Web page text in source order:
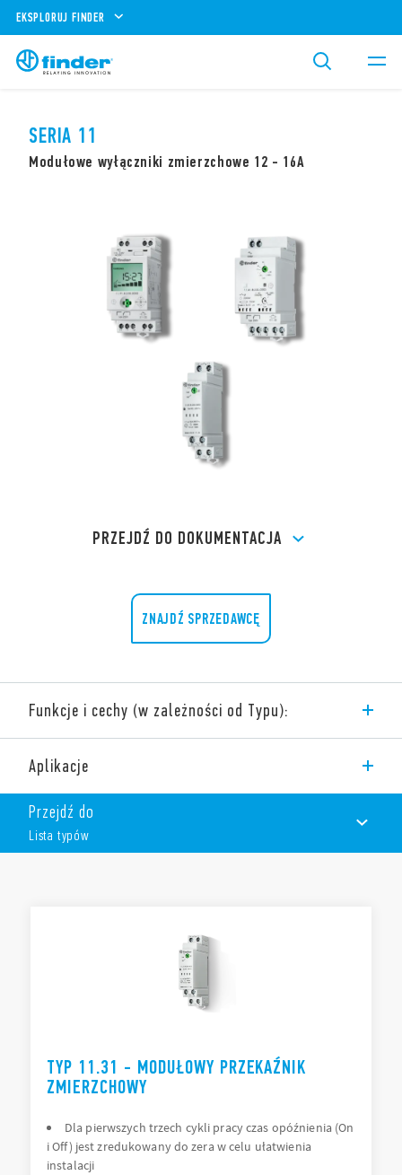
EKSPLORUJ FINDER
SERIA 11
Modułowe wyłączniki zmierzchowe 12 - 16A
PRZEJDŹ DO DOKUMENTACJA
ZNAJDŹ SPRZEDAWCĘ
Funkcje i cechy (w zależności od Typu):
Seria 11 obejmuje przekaźniki zmierzchowe do automatycznej
kontroli oświetlenia w zależności od poziomu natężenia
światła zewnętrznego – z osobnym czujnikiem natężenia
światła.
Funkcje i cechy (w zależności od Typu):
Do montażu na szynę DIN 35 mm (PN-EN 60715)
Aplikacje
Przejdź do
Lista typów
TYP 11.31 - MODUŁOWY PRZEKAŹNIK
ZMIERZCHOWY
Dla pierwszych trzech cykli pracy czas opóźnienia (On
i Off) jest zredukowany do zera w celu ułatwienia
instalacji